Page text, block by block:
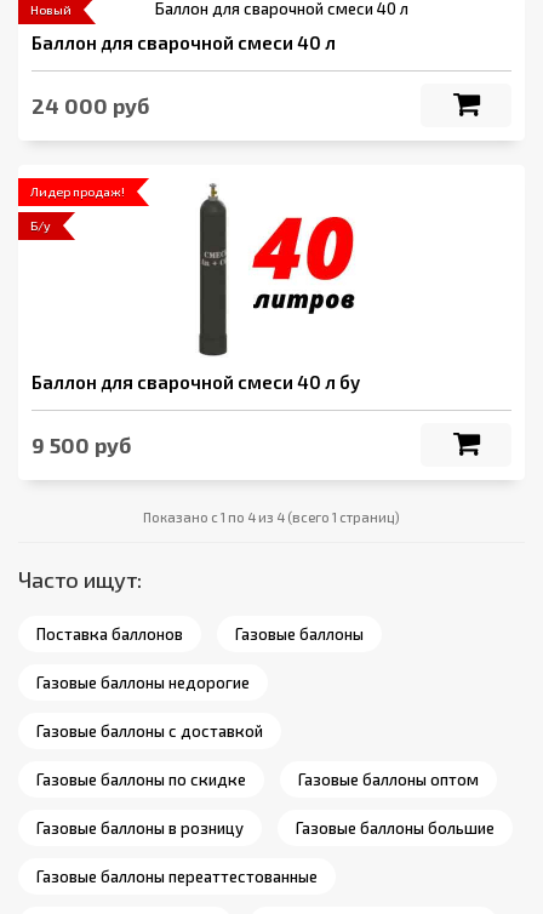
Новый
Баллон для сварочной смеси 40 л
24 000 руб
Лидер продаж!
Б/у
Баллон для сварочной смеси 40 л бу
9 500 руб
Показано с 1 по 4 из 4 (всего 1 страниц)
Часто ищут:
Поставка баллонов Газовые баллоны
Газовые баллоны недорогие
Газовые баллоны с доставкой
Газовые баллоны по скидке Газовые баллоны оптом
Газовые баллоны в розницу Газовые баллоны большие
Газовые баллоны переаттестованные